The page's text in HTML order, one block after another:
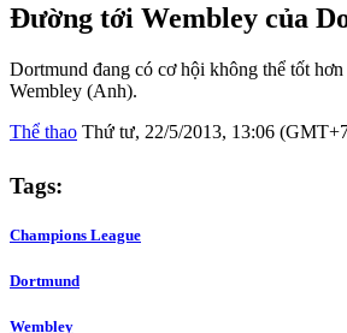
Đường tới Wembley của
Dortmund đang có cơ hội không thể tốt
Wembley (Anh).
Thể thao Thứ tư, 22/5/2013, 13:06
Tags:
Champions League
Dortmund
Wembley